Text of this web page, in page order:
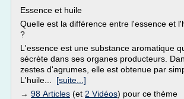
Essence et huile
Quelle est la différence entre l'essence et
?
L'essence est une substance aromatique
sécrète dans ses organes producteurs.
zestes d'agrumes, elle est obtenue par
L'huile... [suite...]
→ 98 Articles (et 2 Vidéos) pour ce thème